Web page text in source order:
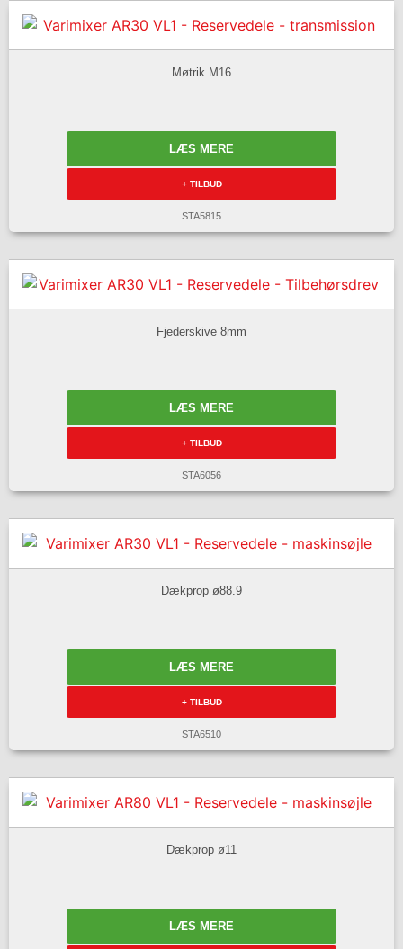
Møtrik M16
LÆS MERE
+ TILBUD
STA5815
Fjederskive 8mm
LÆS MERE
+ TILBUD
STA6056
Dækprop ø88.9
LÆS MERE
+ TILBUD
STA6510
Dækprop ø11
LÆS MERE